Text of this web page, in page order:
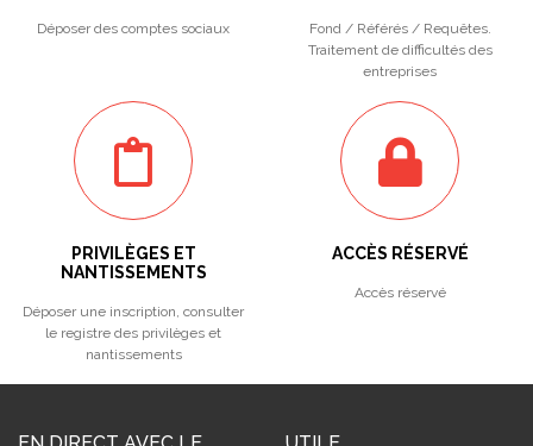
Déposer des comptes sociaux
Fond / Référés / Requêtes.
Traitement de difficultés des
entreprises
PRIVILÈGES ET
NANTISSEMENTS
Déposer une inscription, consulter
le registre des privilèges et
nantissements
ACCÈS RÉSERVÉ
Accès réservé